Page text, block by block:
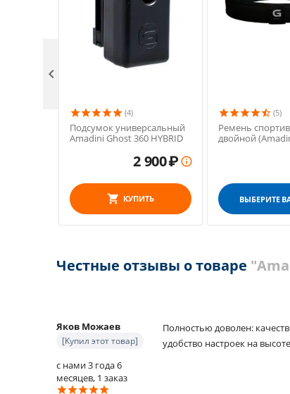
(4)
Подсумок универсальный
Amadini Ghost 360 HYBRID
2 900₽ 
КУПИТЬ
(5)
Ремень
двойной
ВЫБЕРИТЕ

Честные отзывы о товаре
Яков Можаев
[Купил этот товар]
с нами 3 года 6
месяцев, 1 заказ
Полностью доволен:
удобство настроек на